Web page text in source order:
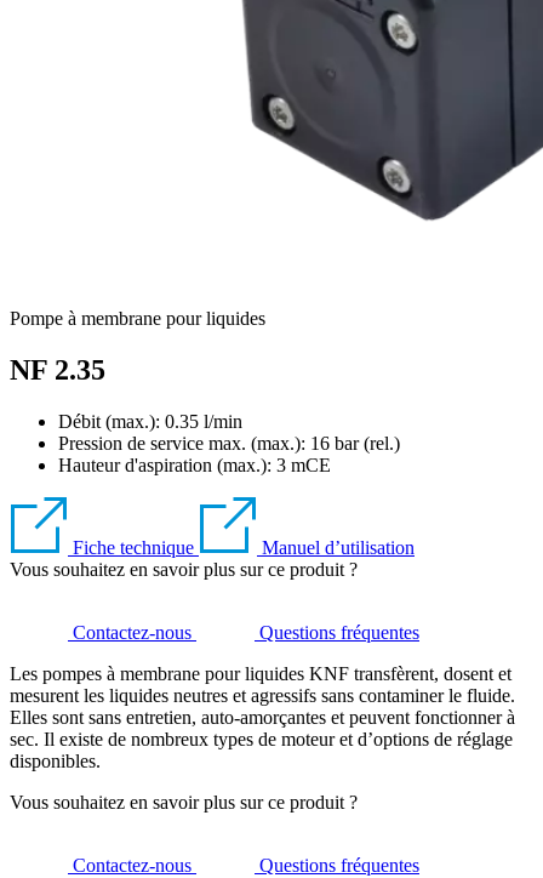
Pompe à membrane pour liquides
NF 2.35
Débit (max.): 0.35 l/min
Pression de service max. (max.): 16 bar (rel.)
Hauteur d'aspiration (max.): 3 mCE
Fiche technique
Manuel d’utilisation
Vous souhaitez en savoir plus sur ce produit ?
Contactez-nous
Questions fréquentes
Les pompes à membrane pour liquides KNF transfèrent, dosent et
mesurent les liquides neutres et agressifs sans contaminer le fluide.
Elles sont sans entretien, auto-amorçantes et peuvent fonctionner à
sec. Il existe de nombreux types de moteur et d’options de réglage
disponibles.
Vous souhaitez en savoir plus sur ce produit ?
Contactez-nous Questions fréquentes